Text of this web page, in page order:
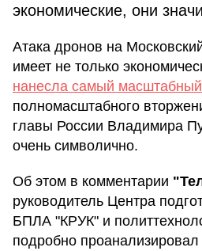
экономические, они
Атака дронов на
имеет не только
нанесла самый
полномасштабного
главы России Владимира
очень символично.
Об этом в комментарии
руководитель Центра
БПЛА "КРУК" и
подробно проанализировал